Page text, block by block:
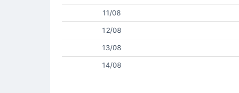
11/08
12/08
13/08
14/08